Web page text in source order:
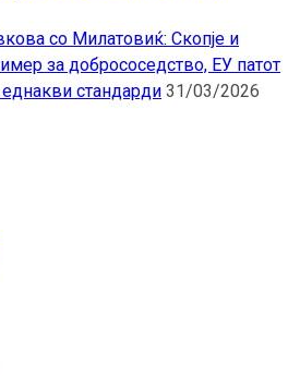
со Милатовиќ: Скопје и
за добрососедство, ЕУ патот
стандарди 31/03/2026